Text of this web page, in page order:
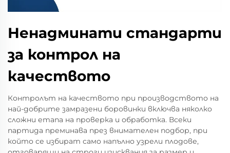
Ненадминати стандарти
за контрол на
качеството
Контролът на качеството при производството на
най-добрите замразени боровинки включва няколко
сложни етапа на проверка и обработка. Всеки
партида преминава през внимателен подбор, при
който се избират само напълно узрели плодове,